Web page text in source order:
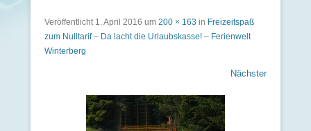
Veröffentlicht 1. April 2016 um 200 × 163 in Freizeitspaß
zum Nulltarif – Da lacht die Urlaubskasse! – Ferienwelt
Winterberg
Nächster